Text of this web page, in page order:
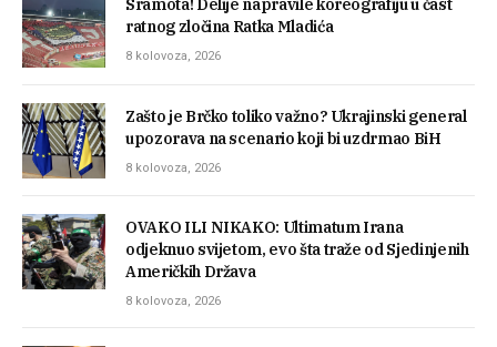
Sramota! Delije napravile koreografiju u čast
ratnog zločina Ratka Mladića
8 kolovoza, 2026
Zašto je Brčko toliko važno? Ukrajinski general
upozorava na scenario koji bi uzdrmao BiH
8 kolovoza, 2026
OVAKO ILI NIKAKO: Ultimatum Irana
odjeknuo svijetom, evo šta traže od Sjedinjenih
Američkih Država
8 kolovoza, 2026